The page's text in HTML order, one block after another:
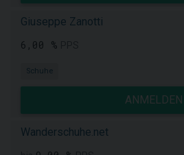
Giuseppe Zanotti
6,00 %
Schuhe
ANMELDEN
Wanderschuhe.net